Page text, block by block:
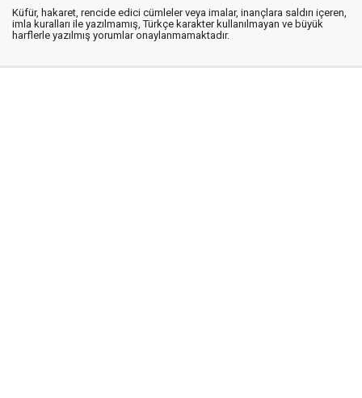
Küfür, hakaret, rencide edici cümleler veya imalar, inançlara saldırı içeren,
imla kuralları ile yazılmamış, Türkçe karakter kullanılmayan ve büyük
harflerle yazılmış yorumlar onaylanmamaktadır.